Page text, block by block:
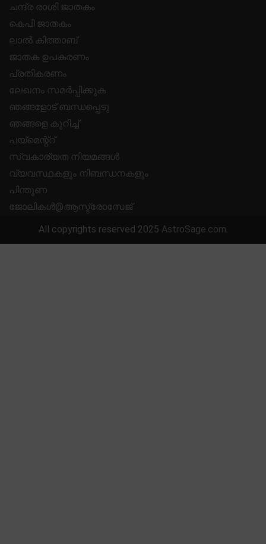
ചന്ദ്ര രാശി ജാതകം
കെപി ജാതകം
ലാൽ കിത്താബ്
ജാതക ഉപകരണം
പ്രതികരണം
ലേഖനം സമർപ്പിക്കുക
ഞങ്ങളോട് ബന്ധപ്പെടു
ഞങ്ങളെ കുറിച്ച്
പയ്മെന്റ്റ്
സ്വകാര്യത നിയമങ്ങൾ
വ്യവസ്ഥകളും നിബന്ധനകളും
പിന്തുണ
ജോലികൾ@ആസ്ട്രോസേജ്
All copyrights reserved 2025 AstroSage.com.